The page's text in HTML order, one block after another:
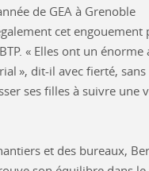
de GEA à Grenoble
cet engouement
« Elles ont un énorme
», dit-il avec fierté,
ses filles à suivre une
et des bureaux,